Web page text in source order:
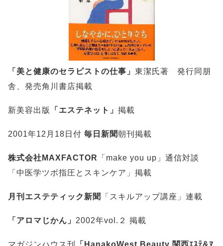
「美と健康のセラピストの仕事」 東潔氏著 発行同朋
舎、発売角川書店掲載
新美容出版 「エステネット」 掲載
2001年12月18日付 毎日新聞朝刊掲載
株式会社MAXFACTOR
「make you up」通信対談
「中医学ツボ指圧とスキンケア」掲載
月刊エステティック新聞 「スキルアップ講座」連載
「アロマじかん」 2002年vol.２ 掲載